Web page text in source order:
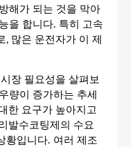
해가 되는 것을 막아
을 합니다. 특히 고속
많은 운전자가 이 제
장 필요성을 살펴보
량이 증가하는 추세
한 요구가 높아지고
발수코팅제의 수요
황입니다. 여러 제조